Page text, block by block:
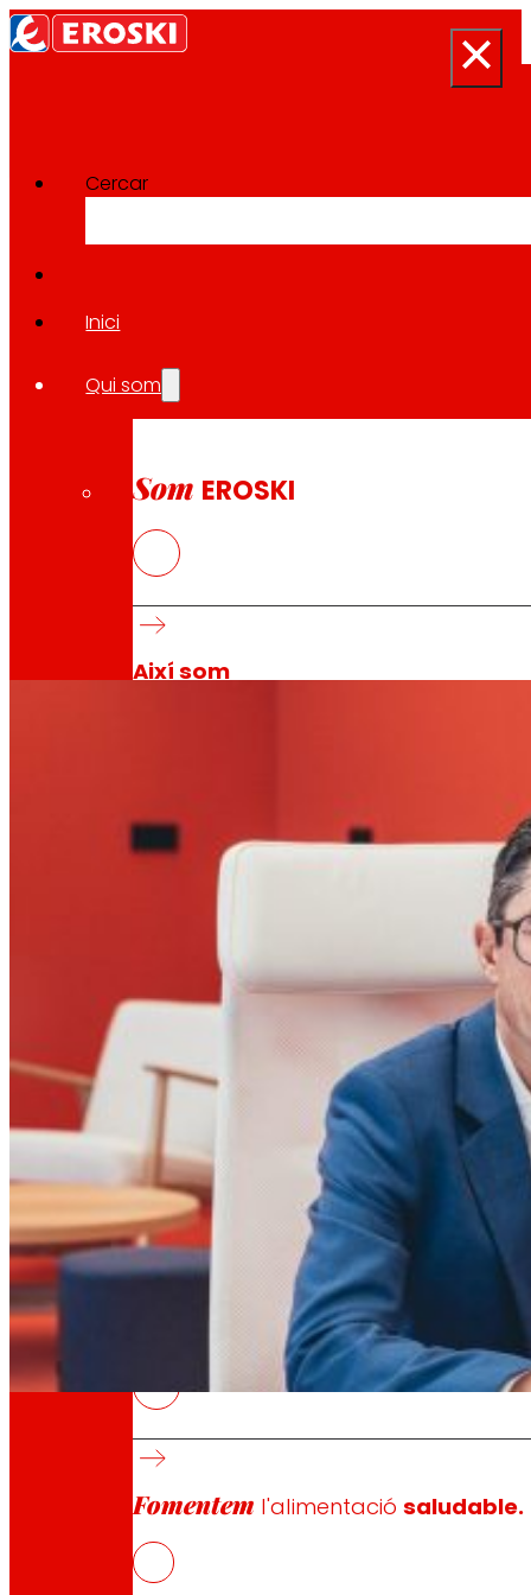
Cercar
Inici
Qui som
Som EROSKI
Així som
Cooperativa
Som per i per a les persones. Descobreix
A través de la nostra Fundació impulsem
Compromisos
CompromisosEROSKI
Fomentem l'alimentaciósaludable.
Sala de premsa
Tornar a totes les notícies
16.03.2026
EROSKI àmplia a GOe el seu
gastronòmica
Compromís amb la transformació de
L’acord consolida una extensa